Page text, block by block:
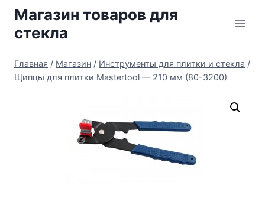
Перейти
содержимому
Магазин товаров для
стекла
Главная / Магазин / Инструменты для плитки и стекла /
Щипцы для плитки Mastertool — 210 мм (80-3200)